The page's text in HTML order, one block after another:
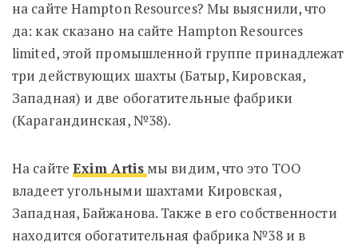
на сайте Hampton Resources? Мы выяснили, что
да: как сказано на сайте Hampton Resources
limited, этой промышленной группе принадлежат
три действующих шахты (Батыр, Кировская,
Западная) и две обогатительные фабрики
(Карагандинская, №38).
На сайте Exim Artis мы видим, что это ТОО
владеет угольными шахтами Кировская,
Западная, Байжанова. Также в его собственности
находится обогатительная фабрика №38 и в